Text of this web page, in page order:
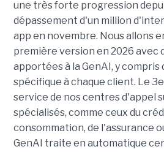
une très forte progression
dépassement d'un million
app en novembre. Nous allons
première version en 2026 avec
apportées à la GenAI, y compris
spécifique à chaque client. Le
service de nos centres d'appel
spécialisés, comme ceux du
consommation, de l'assurance
GenAI traite en automatique